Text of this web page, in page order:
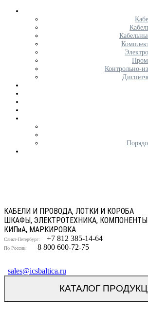
Контрольно-
КАБЕЛИ И ПРОВОДА, ЛОТКИ И КОРОБА
ШКАФЫ, ЭЛЕКТРОТЕХНИКА, КОМПОНЕНТЫ
КИПиА, МАРКИРОВКА
Санкт-Петербург: +7 812 385-14-64
По России: 8 800 600-72-75
sales@icsbaltica.ru
КАТАЛОГ